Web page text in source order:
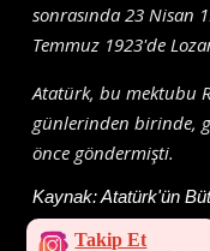
sonrasında 23 Nisan
Temmuz 1923'de
Atatürk, bu mektubu
günlerinden birinde,
önce göndermişti.
Kaynak:Atatürk'ün
Takip Et